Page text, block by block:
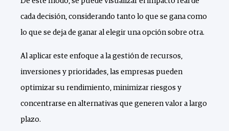
cada decisión, considerando tanto lo que se gana como
lo que se deja de ganar al elegir una opción sobre otra.
Al aplicar este enfoque a la gestión de recursos,
inversiones y prioridades, las empresas pueden
optimizar su rendimiento, minimizar riesgos y
concentrarse en alternativas que generen valor a largo
plazo.